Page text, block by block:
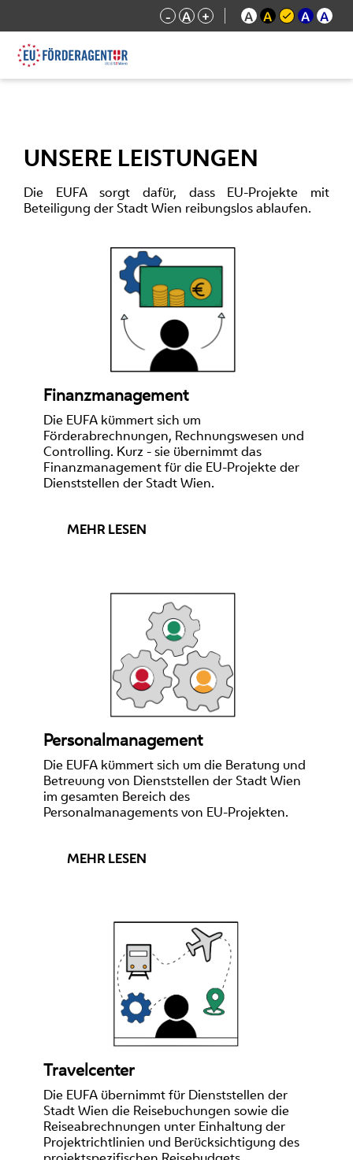
- A + A A A A
UNSERE LEISTUNGEN
Die EUFA sorgt dafür, dass EU-Projekte mit
Beteiligung der Stadt Wien reibungslos ablaufen.
Finanzmanagement
Die EUFA kümmert sich um
Förderabrechnungen, Rechnungswesen und
Controlling. Kurz - sie übernimmt das
Finanzmanagement für die EU-Projekte der
Dienststellen der Stadt Wien.
MEHR LESEN
Personalmanagement
Die EUFA kümmert sich um die Beratung und
Betreuung von Dienststellen der Stadt Wien
im gesamten Bereich des
Personalmanagements von EU-Projekten.
MEHR LESEN
Travelcenter
Die EUFA übernimmt für Dienststellen der
Stadt Wien die Reisebuchungen sowie die
Reiseabrechnungen unter Einhaltung der
Projektrichtlinien und Berücksichtigung des